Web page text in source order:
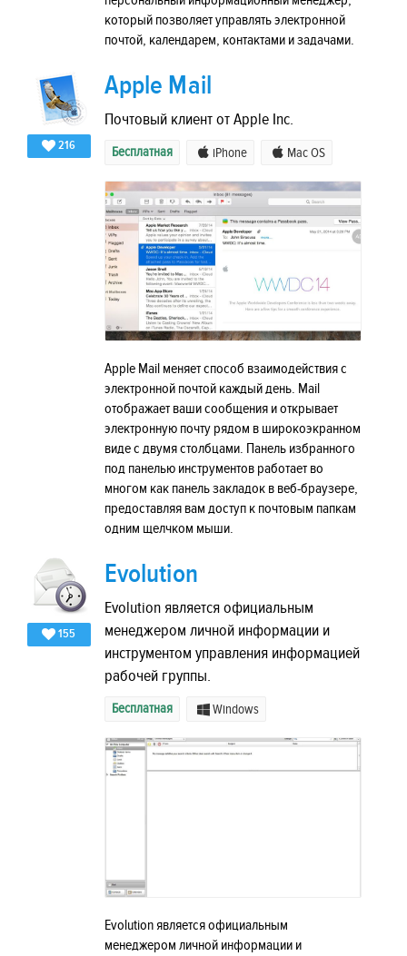
который позволяет управлять электронной
почтой, календарем, контактами и задачами.
216
Apple Mail
Почтовый клиент от Apple Inc.
Бесплатная iPhone Mac OS
Apple Mail меняет способ взаимодействия с
электронной почтой каждый день. Mail
отображает ваши сообщения и открывает
электронную почту рядом в широкоэкранном
виде с двумя столбцами. Панель избранного
под панелью инструментов работает во
многом как панель закладок в веб-браузере,
предоставляя вам доступ к почтовым папкам
одним щелчком мыши.
155
Evolution
Evolution является официальным
менеджером личной информации и
инструментом управления информацией
рабочей группы.
Бесплатная Windows
Evolution является официальным
менеджером личной информации и